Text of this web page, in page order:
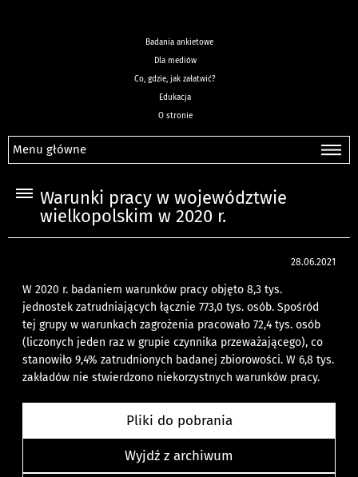
Badania ankietowe
Dla mediów
Co, gdzie, jak załatwić?
Edukacja
O stronie
Menu główne
Warunki pracy w województwie
wielkopolskim w 2020 r.
28.06.2021
W 2020 r. badaniem warunków pracy objęto 8,3 tys.
jednostek zatrudniających łącznie 773,0 tys. osób. Spośród
tej grupy w warunkach zagrożenia pracowało 72,4 tys. osób
(liczonych jeden raz w grupie czynnika przeważającego), co
stanowiło 9,4% zatrudnionych badanej zbiorowości. W 6,8 tys.
zakładów nie stwierdzono niekorzystnych warunków pracy.
Pliki do pobrania
Wyjdź z archiwum